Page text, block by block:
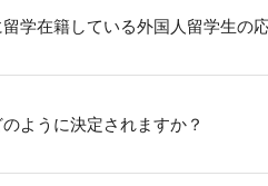
学在籍している外国人留学生の
ように決定されますか？